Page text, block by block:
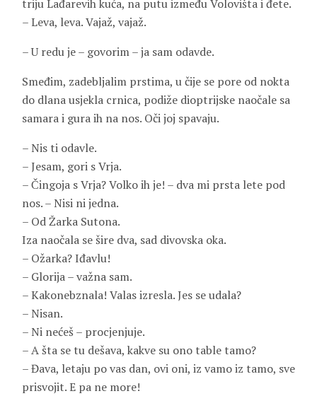
triju Lađarevih kuća, na putu između Volovišta i đete.
– Leva, leva. Vajaž, vajaž.
– U redu je – govorim – ja sam odavde.
Smeđim, zadebljalim prstima, u čije se pore od nokta
do dlana usjekla crnica, podiže dioptrijske naočale sa
samara i gura ih na nos. Oči joj spavaju.
– Nis ti odavle.
– Jesam, gori s Vrja.
– Čingoja s Vrja? Volko ih je! – dva mi prsta lete pod
nos. – Nisi ni jedna.
– Od Žarka Sutona.
Iza naočala se šire dva, sad divovska oka.
– Ožarka? Iđavlu!
– Glorija – važna sam.
– Kakonebznala! Valas izresla. Jes se udala?
– Nisan.
– Ni nećeš – procjenjuje.
– A šta se tu dešava, kakve su ono table tamo?
– Đava, letaju po vas dan, ovi oni, iz vamo iz tamo, sve
prisvojit. E pa ne more!